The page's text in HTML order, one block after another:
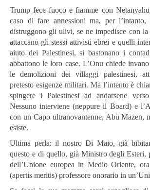
Trump fece fuoco e fiamme con
caso di fare annessioni ma, per
distruggono gli ulivi, se ne impedisce con
attaccano gli stessi attivisti ebrei e quelli
aiuto dei Palestinesi, si bastonano i
abbattono le loro case. L’Onu chiede
le demolizioni dei villaggi palestinesi,
pretesto esigenze militari. Ma l’intento è
spingere i Palestinesi ad andarsene
Nessuno interviene (neppure il Board) e
con un Capo ultranovantenne, Abū Māzen,
esiste.
Ultima perla: il nostro Di Maio, già
questo e di quello, già Ministro degli Esteri,
dell’Unione europea in Medio Oriente,
(apertis meritis) professore onorario in